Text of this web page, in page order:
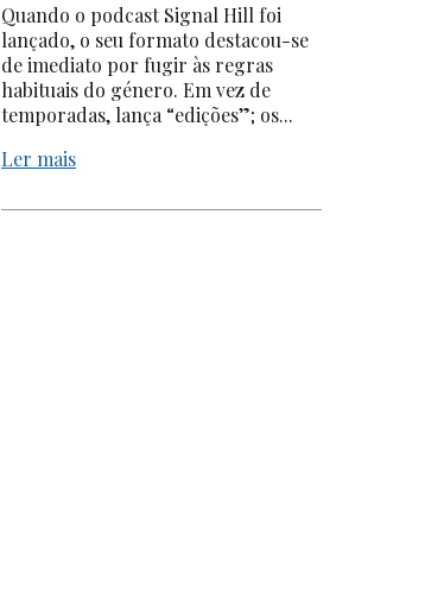
Quando o podcast Signal Hill foi
lançado, o seu formato destacou-se
de imediato por fugir às regras
habituais do género. Em vez de
temporadas, lança “edições”; os...
Ler mais